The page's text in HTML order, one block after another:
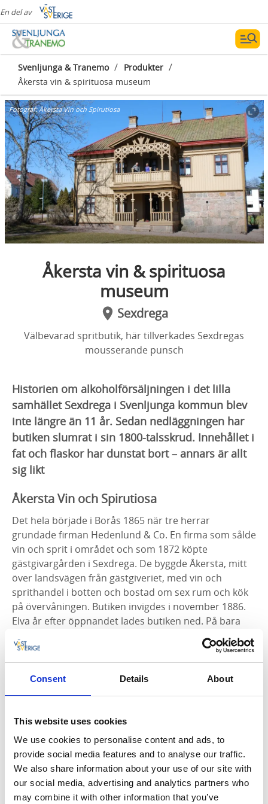
Consent Details About
This website uses cookies
We use cookies to personalise content and ads, to
provide social media features and to analyse our traffic.
We also share information about your use of our site with
our social media, advertising and analytics partners who
may combine it with other information that you’ve
En del av
Svenljunga & Tranemo / Produkter /
Åkersta vin & spirituosa museum
Fotograf:Åkersta Vin och Spirutiosa
Åkersta vin & spirituosa
museum
Sexdrega
Välbevarad spritbutik, här tillverkades Sexdregas
mousserande punsch
Historien om alkoholförsäljningen i det lilla
samhället Sexdrega i Svenljunga kommun blev
inte längre än 11 år. Sedan nedläggningen har
butiken slumrat i sin 1800-talsskrud. Innehållet i
fat och flaskor har dunstat bort – annars är allt
sig likt
Åkersta Vin och Spirutiosa
Det hela började i Borås 1865 när tre herrar
grundade firman Hedenlund & Co. En firma som sålde
vin och sprit i området och som 1872 köpte
gästgivargården i Sexdrega. De byggde Åkersta, mitt
över landsvägen från gästgiveriet, med vin och
sprithandel i botten och bostad om sex rum och kök
på övervåningen. Butiken invigdes i november 1886.
Elva år efter öppnandet lades butiken ned. På bara
några år hade försäljningen halverats. Orsaken var
troligen en kombination av den spirande
nykterhetsrörelsen och de nyöppnade
systembolagen, båda inriktade på att minska
konsumtionen av alkohol.
Mousserande punsch – en specialitet
Under de elva år som vin- och spritförsäljningen var
igång i Åkersta fördes noggrann bok över
försäljningen med titel och hemadress för de
handlande. Störst efterfrågan var det på punsch,
konjak och brännvin. Punsch började säljas